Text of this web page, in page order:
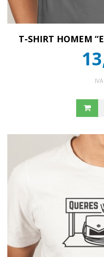
T-SHIRT HOMEM